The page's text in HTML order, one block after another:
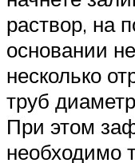
раствор, на
основании
несколько
труб
При этом
необходимо